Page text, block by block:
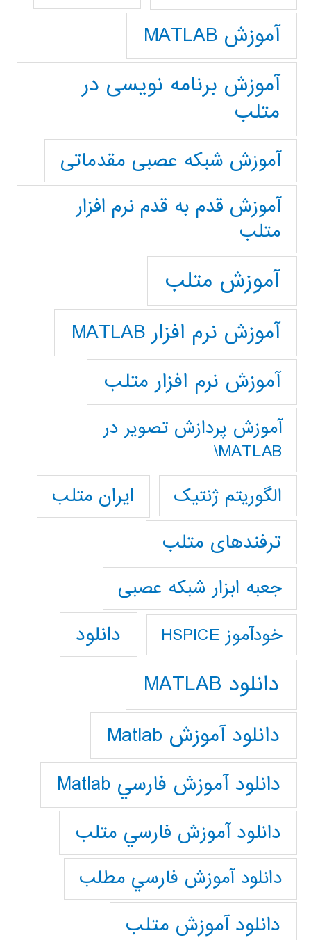
آموزش MATLAB
آموزش برنامه نویسی در
متلب
آموزش شبکه عصبی مقدماتی
آموزش قدم به قدم نرم افزار
متلب
آموزش متلب
آموزش نرم افزار MATLAB
آموزش نرم افزار متلب
آموزش پردازش تصوير در
MATLAB\
الگوریتم ژنتیک
ایران متلب
ترفندهای متلب
جعبه ابزار شبکه عصبی
خودآموز HSPICE دانلود
دانلود MATLAB
دانلود آموزش Matlab
دانلود آموزش فارسي Matlab
دانلود آموزش فارسي متلب
دانلود آموزش فارسي مطلب
دانلود آموزش متلب